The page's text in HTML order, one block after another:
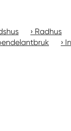
Radhus